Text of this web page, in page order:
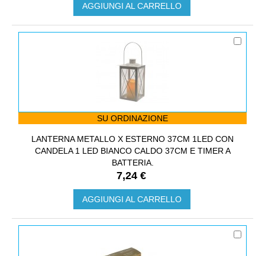
AGGIUNGI AL CARRELLO
SU ORDINAZIONE
LANTERNA METALLO X ESTERNO 37CM 1LED CON
CANDELA 1 LED BIANCO CALDO 37CM E TIMER A
BATTERIA.
7,24 €
AGGIUNGI AL CARRELLO